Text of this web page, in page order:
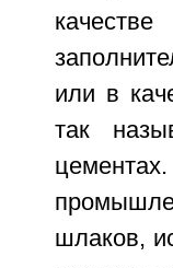
или в
так
шлаков,